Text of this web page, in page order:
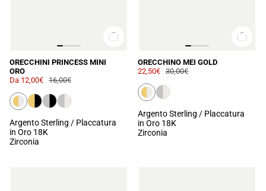
ORECCHINI PRINCESS MINI
ORO
Da 12,00€ 16,00€
Argento Sterling / Placcatura
in Oro 18K
Zirconia
ORECCHINO MEI GOLD
22,50€ 30,00€
Argento Sterling / Placcatura
in Oro 18K
Zirconia